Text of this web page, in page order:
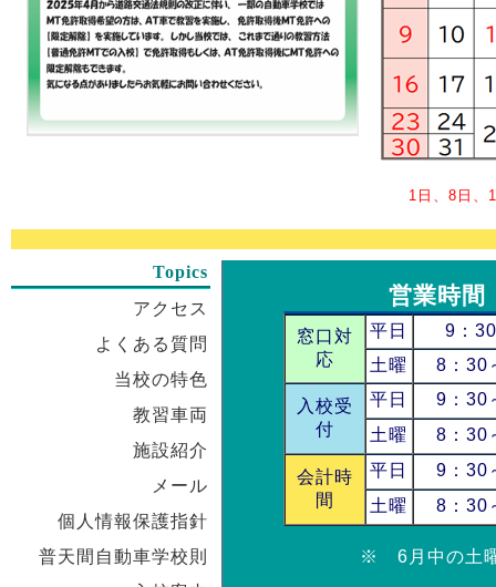
1日、8日、
Topics
アクセス
よくある質問
当校の特色
教習車両
施設紹介
メール
個人情報保護指針
普天間自動車学校則
営業時間
窓口対
応
平日
9：30
土曜
8：30
入校受
付
平日
9：30
土曜
8：30
会計時
間
平日
9：30
土曜
8：30
※ 6月中の土曜